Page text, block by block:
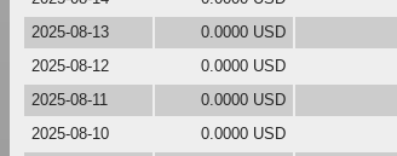
2025-08-13
0.0000 USD
2025-08-12
0.0000 USD
2025-08-11
0.0000 USD
2025-08-10
0.0000 USD